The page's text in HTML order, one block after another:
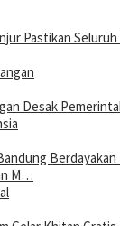
Pastikan
Desak
M…